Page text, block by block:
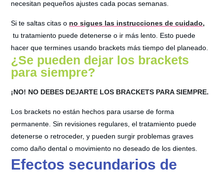
necesitan pequeños ajustes cada pocas semanas.
Si te saltas citas o no sigues las instrucciones de cuidado,
tu tratamiento puede detenerse o ir más lento. Esto puede
hacer que termines usando brackets más tiempo del planeado.
¿Se pueden dejar los brackets
para siempre?
¡NO! NO DEBES DEJARTE LOS BRACKETS PARA SIEMPRE.
Los brackets no están hechos para usarse de forma
permanente. Sin revisiones regulares, el tratamiento puede
detenerse o retroceder, y pueden surgir problemas graves
como daño dental o movimiento no deseado de los dientes.
Efectos secundarios de